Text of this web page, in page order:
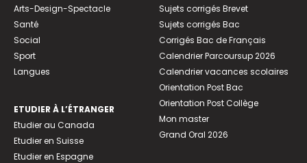
Arts-Design-Spectacle
Santé
Social
Sport
Langues
ETUDIER À L’ÉTRANGER
Etudier au Canada
Etudier en Suisse
Etudier en Espagne
Sujets corrigés Brevet
Sujets corrigés Bac
Corrigés Bac de Français
Calendrier Parcoursup 2026
Calendrier vacances scolaires
Orientation Post Bac
Orientation Post Collège
Mon master
Grand Oral 2026